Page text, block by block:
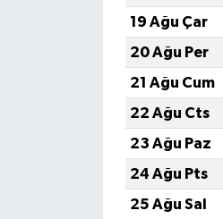
19 Ağu Çar
20 Ağu Per
21 Ağu Cum
22 Ağu Cts
23 Ağu Paz
24 Ağu Pts
25 Ağu Sal